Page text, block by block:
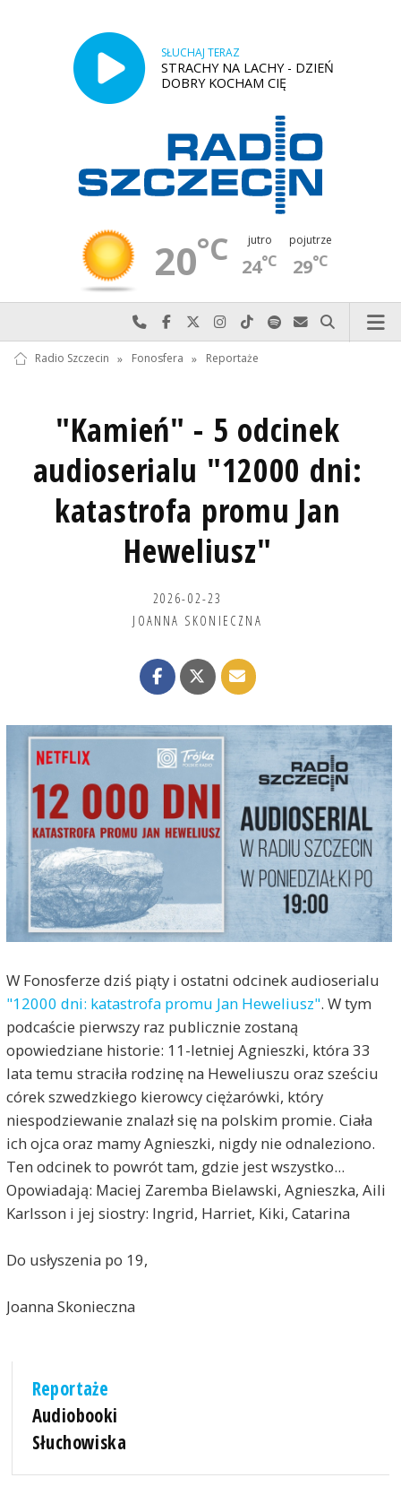
SŁUCHAJ TERAZ
STRACHY NA LACHY - DZIEŃ
DOBRY KOCHAM CIĘ
20°C jutro
24°C
pojutrze
29°C
Najlepiej po prostu do nas zadzwoń
Odwiedź nas na Facebook-u
Odwiedź nas na X
Odwiedź nas na Instagram-ie
Odwiedź nas na TikTok-u
Szukaj nas na Spotify
Wyślij do nas
Szukaj
Radio Szczecin » Fonosfera » Reportaże
"Kamień" - 5 odcinek
audioserialu "12000 dni:
katastrofa promu Jan
Heweliusz"
2026-02-23
JOANNA SKONIECZNA
W Fonosferze dziś piąty i ostatni odcinek audioserialu
"12000 dni: katastrofa promu Jan Heweliusz". W tym
podcaście pierwszy raz publicznie zostaną
opowiedziane historie: 11-letniej Agnieszki, która 33
lata temu straciła rodzinę na Heweliuszu oraz sześciu
córek szwedzkiego kierowcy ciężarówki, który
niespodziewanie znalazł się na polskim promie. Ciała
ich ojca oraz mamy Agnieszki, nigdy nie odnaleziono.
Ten odcinek to powrót tam, gdzie jest wszystko...
Opowiadają: Maciej Zaremba Bielawski, Agnieszka, Aili
Karlsson i jej siostry: Ingrid, Harriet, Kiki, Catarina
Do usłyszenia po 19,
Joanna Skonieczna
Reportaże
Audiobooki
Słuchowiska